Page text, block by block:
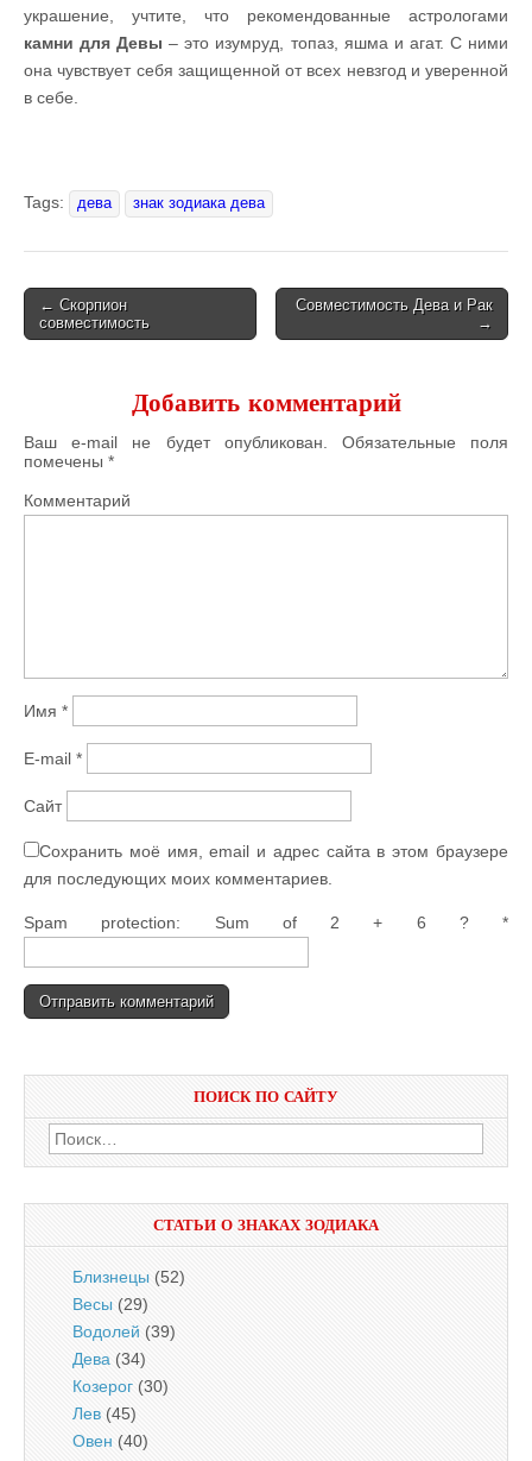
украшение, учтите, что рекомендованные астрологами
камни для Девы – это изумруд, топаз, яшма и агат. С ними
она чувствует себя защищенной от всех невзгод и уверенной
в себе.
Tags: дева знак зодиака дева
Post navigation
← Скорпион
совместимость
Совместимость Дева и Рак
→
Добавить комментарий
Ваш e-mail не будет опубликован.
Обязательные поля
помечены *
Комментарий
Имя *
E-mail *
Сайт
Сохранить моё имя, email и адрес сайта в этом браузере
для последующих моих комментариев.
Spam protection: Sum of 2 + 6 ? *
ПОИСК ПО САЙТУ
Найти:
СТАТЬИ О ЗНАКАХ ЗОДИАКА
Близнецы (52)
Весы (29)
Водолей (39)
Дева (34)
Козерог (30)
Лев (45)
Овен (40)